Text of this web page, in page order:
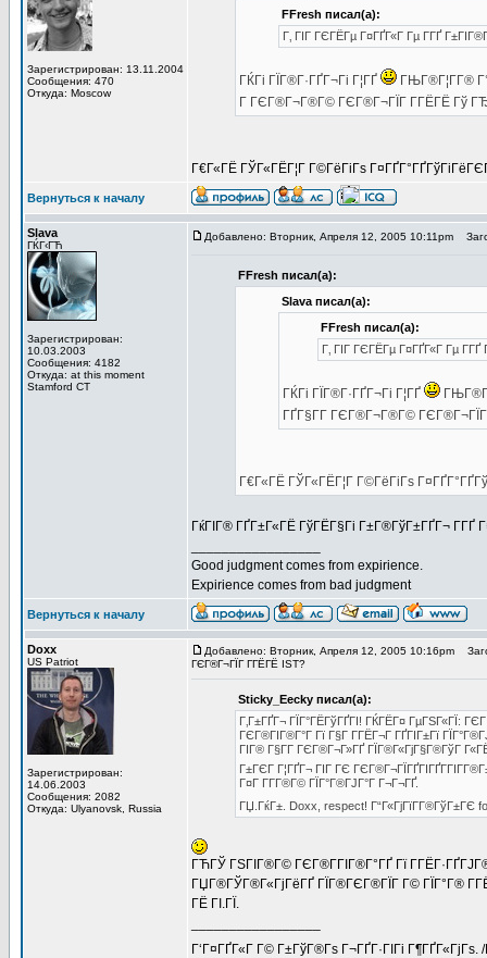
Зарегистрирован: 13.11.2004
Сообщения: 470
Откуда: Moscow
FFresh писал(а):
Г‚ ГІГ ГЄГЁГµ Г¤ГҐГ«Г Гµ Г­ГҐ
ГЌГі ГЇГ®Г·ГҐГ¬Гі Г¦ГҐ
ГЊГ®Г¦Г­Г®
Г ГЄГ®Г¬Г®Г© ГЄГ®Г¬ГЇГ Г­ГЁГЁ Гў
Г€Г«ГЁ ГЎГ«ГЁГ¦Г Г©ГёГіГѕ
Вернуться к началу
Slava
ГЌГ‹ГЋ
Зарегистрирован:
10.03.2003
Сообщения: 4182
Откуда: at this moment
Stamford CT
Добавлено: Вторник, Апреля 12, 2005 10:11pm
FFresh писал(а):
Slava писал(а):
FFresh писал(а):
Г‚ ГІГ ГЄГЁГµ Г¤ГҐГ«Г Гµ
ГЌГі ГЇГ®Г·ГҐГ¬Гі Г¦ГҐ
ГҐГ§Г­Г ГЄГ®Г¬Г®Г© ГЄГ®Г¬ГЇГ
Г€Г«ГЁ ГЎГ«ГЁГ¦Г Г©ГёГіГѕ
ГќГІГ® ГҐГ±Г«ГЁ ГўГЁГ§Гі Г±Г®ГўГ±ГҐГ¬ Г­ГҐ
Good judgment comes from expirience.
Expirience comes from bad judgment
Вернуться к началу
Doxx
US Patriot
Зарегистрирован:
14.06.2003
Сообщения: 2082
Откуда: Ulyanovsk, Russia
Добавлено: Вторник, Апреля 12, 2005 10:16pm
ГЄГ®Г¬ГЇГ Г­ГЁГЁ IST?
Sticky_Eecky писал(а):
Г‚Г±ГҐГ¬ ГЇГ°ГЁГўГҐГІ! ГЌГЁГ¤ ГµГЅГ«ГЇ:
ГЄГ®ГІГ®Г°Г Гї Г§Г Г­ГЁГ¬Г ГҐГІГ±Гї
ГІГ® Г§Г­Г ГЄГ®Г¬Г»ГҐ ГЇГ®Г«ГјГ§Г®ГўГ
Г±ГЄГ Г¦ГҐГ¬ ГІГ ГЄ
Г¤Г Г­Г­Г®Г© ГЇГ°Г®ГЈГ°Г Г¬Г¬ГҐ.
ГЏ.ГќГ±. Doxx, respect! Г“Г«ГјГїГ­Г®ГўГ±ГЄ
ГЋГЎ ГЅГІГ®Г© ГЄГ®Г­ГІГ®Г°ГҐ Гї
ГЏГ®ГЎГ®Г«ГјГёГҐ ГЇГ®ГЄГ®ГЇГ Г© ГЇГ°Г®
ГЁ ГІ.ГЇ.
Г‘Г¤ГҐГ«Г Г© Г±ГўГ®Гѕ Г¬ГҐГ·ГІГі Г¶ГҐГ«ГјГѕ.